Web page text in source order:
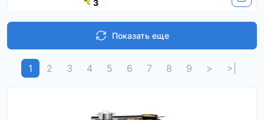
3
Показать еще
1 2 3 4 5 6 7 8 9 > >|